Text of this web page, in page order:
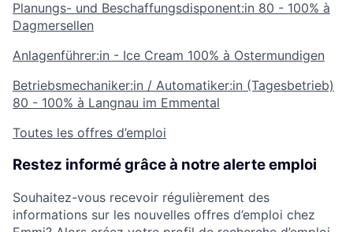
Planungs- und Beschaffungsdisponent:in 80 - 100% à
Dagmersellen
Anlagenführer:in - Ice Cream 100% à Ostermundigen
Betriebsmechaniker:in / Automatiker:in (Tagesbetrieb)
80 - 100% à Langnau im Emmental
Toutes les offres d’emploi
Restez informé grâce à notre alerte emploi
Souhaitez-vous recevoir régulièrement des
informations sur les nouvelles offres d’emploi chez